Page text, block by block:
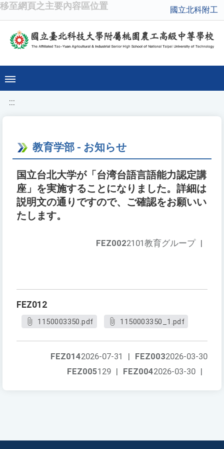
移至網頁之主要內容區位置 國立北科附工
:::
教育学部 - お知らせ
国立台北大学が「台湾台語言語能力認定講
座」を実施することになりました。詳細は
説明文の通りですので、ご確認をお願いい
たします。
FEZ0022101教育グループ |
FEZ012
1150003350.pdf 1150003350_1.pdf
FEZ0032026-03-30
FEZ0142026-07-31
|
FEZ0042026-03-30 |
FEZ005129 |